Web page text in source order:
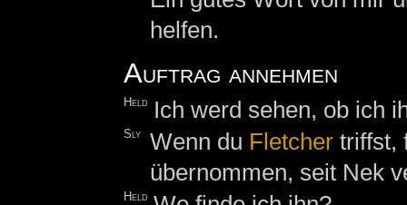
helfen.
Auftrag annehmen
Held Ich werd sehen, ob ich
Sly Wenn du Fletchertriffst,
übernommen, seit Nek
Held